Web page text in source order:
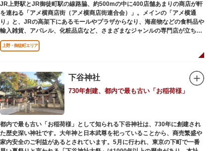
JR上野駅とJR御徒町駅の線路脇、約500mの中に400店舗あまりの商店が軒
を連ねる「アメ横商店街（アメ横商店街連合会）」。メインの「アメ横通
り」と、JRの高架下にあるモールやプラザからなり、海産物などの食料品や
輸入雑貨、アパレル、化粧品店など、さまざまなジャンルの専門店が立ち並
んでいます。活気ある呼び込みが飛び交うなかで、店員さんとの会話も楽し
みながら目玉商品や特価品を探せるのが魅力のひとつ。年末の叩き売りは風
アメ横のはじまりは、物資が底をついた第二次世界大戦後にできた闇市。多
くの闇市が的屋の仕切りであったのに対して、アメ横は満州からの復員兵が
共同体となり連合会を結成。出店を統制し、商店街が形成されました。
当時、JR上野駅のすぐ南に発生した闇市は、飴を販売する屋台があったこと
から「アメヤ横丁（飴屋通り）」と呼ばれるように。反対側のJR御徒町付近
には、アメリカ進駐軍の放出物資を販売する店ができたので「アメリカ横丁
（アメリカ通り）」と呼ばれるようになりました。この2つのエリアが統合
され、今の「アメ横」になったと言われています。
上野・御徒町エリア
下谷神社
730年創建、都内で最も古い「お稲荷様」
都内で最も古い「お稲荷様」として知られる下谷神社は、730年に創建され
た歴史深い神社です。大年神と日本武尊を祀っていることから、商売繁盛や
家内安全のご利益があるとされています。5月に行われ、東京の下町で一番